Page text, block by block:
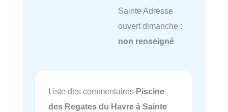
Sainte Adresse
ouvert dimanche :
non renseigné
Liste des commentaires Piscine
des Regates du Havre à Sainte